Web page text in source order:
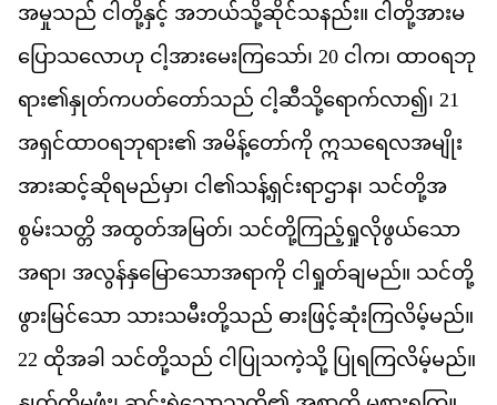
အမသည င တနင အဘယသဆငသနည်း။ င တအမ
ပသလဟ င အမ ကသော်၊ 20 င က၊ ထဝရဘ
ရား၏​နတကပတတသည င ဆသရကလာ၍၊ 21
အရငထဝရဘရား၏ အမနတက ဣသရလအမ
အဆငဆရမညမှာ၊ င ါ၏​သနရငရဌန၊ သငတအ
စမသတ အထတအ မတ်၊ သငတ ကညရလဖယသ
အရာ၊ အလနနမသအရက င ရတခမည်။ သငတ
ဖ မငသ သသမတသည ဓ ဖငဆ ကလမမည်။
22 ထအခ သငတသည င ပသကသ ပရ ကလမမည်။